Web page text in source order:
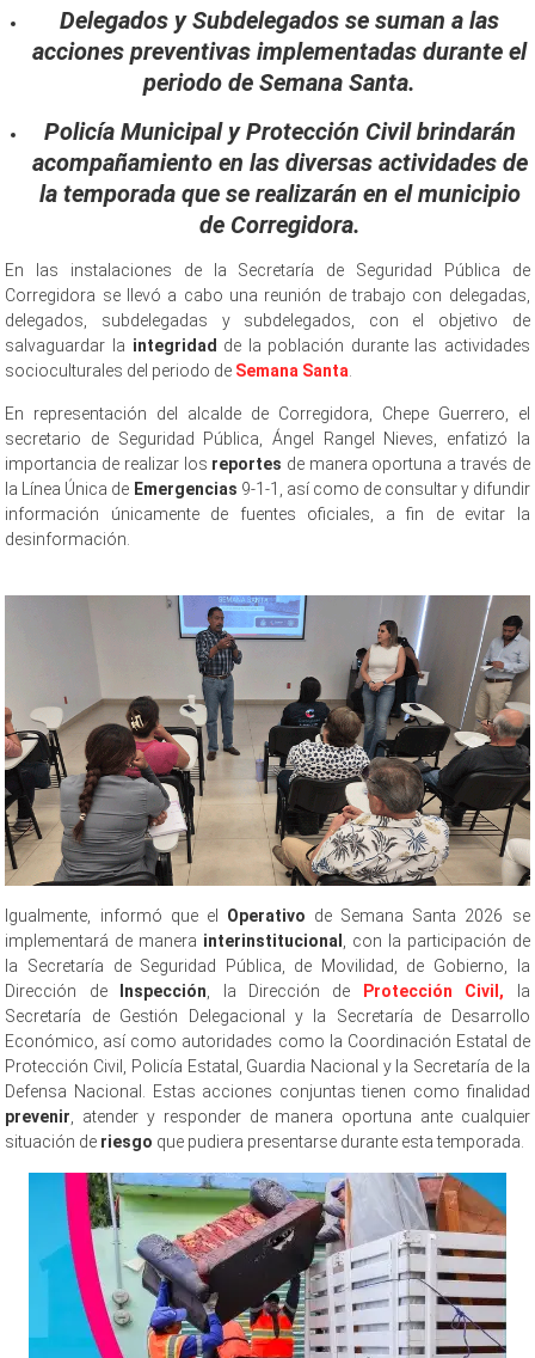
Delegados y Subdelegados se suman a las
acciones preventivas implementadas durante el
periodo de Semana Santa.
Policía Municipal y Protección Civil brindarán
acompañamiento en las diversas actividades de
la temporada que se realizarán en el municipio
de Corregidora.
En las instalaciones de la Secretaría de Seguridad Pública de
Corregidora se llevó a cabo una reunión de trabajo con delegadas,
delegados, subdelegadas y subdelegados, con el objetivo de
salvaguardar la integridad de la población durante las actividades
socioculturales del periodo de Semana Santa
En representación del alcalde de Corregidora, Chepe Guerrero, el
secretario de Seguridad Pública, Ángel Rangel Nieves, enfatizó la
importancia de realizar los reportes de manera oportuna a través de
la Línea Única de Emergencias 9-1-1, así como de consultar y difundir
información únicamente de fuentes oficiales, a fin de evitar la
desinformación.
Igualmente, informó que el Operativo de Semana Santa 2026 se
implementará de manera interinstitucional , con la participación de
la Secretaría de Seguridad Pública, de Movilidad, de Gobierno, la
Dirección de
Inspección, la Dirección de Protección Civil, la
Secretaría de Gestión Delegacional y la Secretaría de Desarrollo
Económico, así como autoridades como la Coordinación Estatal de
Protección Civil, Policía Estatal, Guardia Nacional y la Secretaría de la
Defensa Nacional. Estas acciones conjuntas tienen como finalidad
prevenir, atender y responder de manera oportuna ante cualquier
situación de riesgo que pudiera presentarse durante esta temporada.